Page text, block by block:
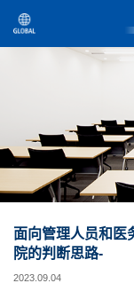
面向管理人员和医
院的判断思路-
2023.09.04